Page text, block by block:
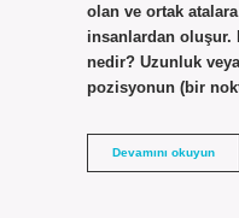
olan ve ortak
insanlardan oluşur.
nedir? Uzunluk
pozisyonun (bir
Devamını okuyunBoy
Kim